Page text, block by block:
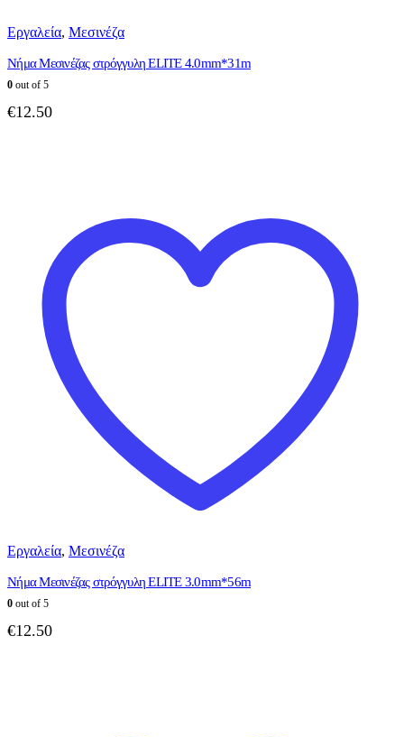
Εργαλεία, Μεσινέζα
Νήμα Μεσινέζας στρόγγυλη ELITE 4.0mm*31m
0 out of 5
€12.50
Εργαλεία, Μεσινέζα
Νήμα Μεσινέζας στρόγγυλη ELITE 3.0mm*56m
0 out of 5
€12.50